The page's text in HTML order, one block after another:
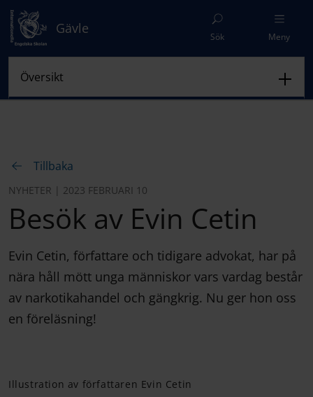
Gävle
Sök Meny
Tillbaka
NYHETER | 2023 FEBRUARI 10
Besök av Evin Cetin
Evin Cetin, författare och tidigare advokat, har på
nära håll mött unga människor vars vardag består
av narkotikahandel och gängkrig. Nu ger hon oss
en föreläsning!
Illustration av författaren Evin Cetin